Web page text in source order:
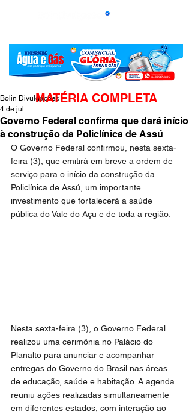
Governo Federal confirma que dará início
à construção da Policlínica de Assú
Bolin Divulgações
4 de jul.
O Governo Federal confirmou, nesta sexta-
feira (3), que emitirá em breve a ordem de
serviço para o início da construção da
Policlínica de Assú, um importante
investimento que fortalecerá a saúde
pública do Vale do Açu e de toda a região.
Nesta sexta-feira (3), o Governo Federal
realizou uma cerimônia no Palácio do
Planalto para anunciar e acompanhar
entregas do Governo do Brasil nas áreas
de educação, saúde e habitação. A agenda
reuniu ações realizadas simultaneamente
em diferentes estados, com interação ao
MATÉRIA COMPLETA